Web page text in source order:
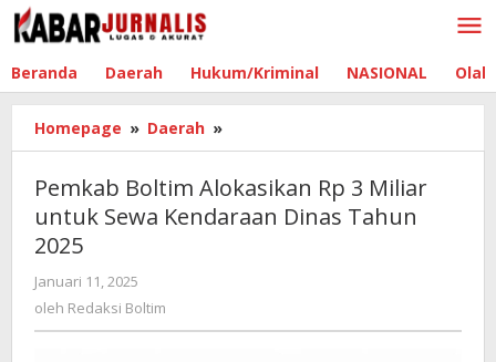
Lewati
ke
Beranda Daerah Hukum/Kriminal NASIONAL
Homepage » Daerah »
Boltim
Alokasikan
Rp
3
Dinas
Pemkab Boltim Alokasikan Rp 3 Miliar
untuk Sewa Kendaraan Dinas Tahun
2025
Januari 11, 2025
Redaksi
oleh Redaksi Boltim